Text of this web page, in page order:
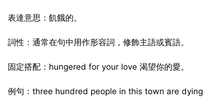
表達意思：飢餓的。
詞性：通常在句中用作形容詞，修飾主語或賓語。
固定搭配：hungered for your love 渴望你的愛。
例句：three hundred people in this town are dying